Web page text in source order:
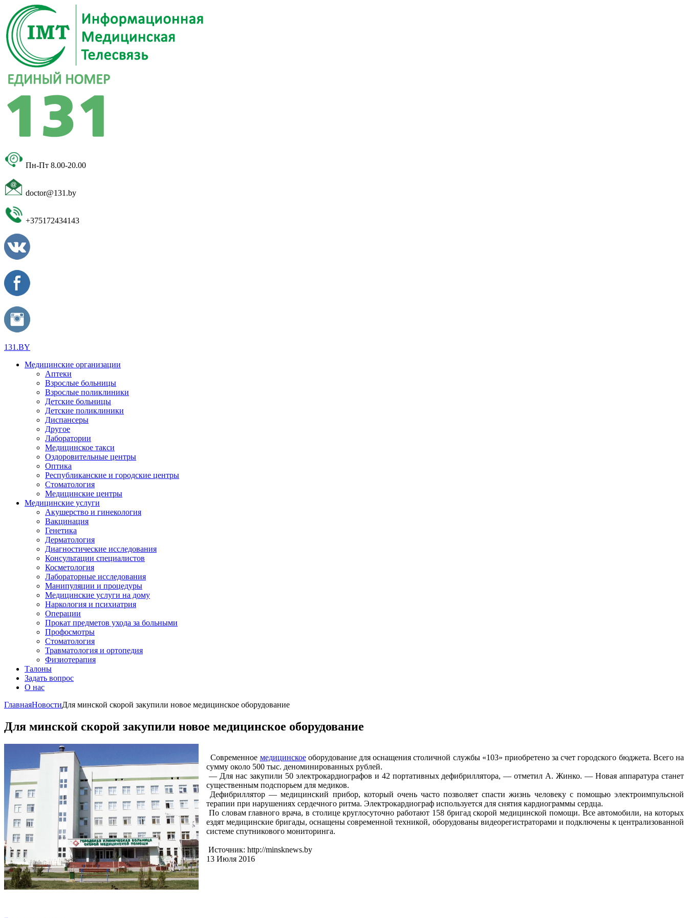
Пн-Пт 8.00-20.00
doctor@131.by
+375172434143
131.BY
Медицинские организации
Аптеки
Взрослые больницы
Взрослые поликлиники
Детские больницы
Детские поликлиники
Диспансеры
Другое
Лаборатории
Медицинское такси
Оздоровительные центры
Оптика
Республиканские и городские центры
Стоматология
Медицинские центры
Медицинские услуги
Акушерство и гинекология
Вакцинация
Генетика
Дерматология
Диагностические исследования
Консультации специалистов
Косметология
Лабораторные исследования
Манипуляции и процедуры
Медицинские услуги на дому
Наркология и психиатрия
Операции
Прокат предметов ухода за больными
Профосмотры
Стоматология
Травматология и ортопедия
Физиотерапия
Талоны
Задать вопрос
О нас
ГлавнаяНовостиДля минской скорой закупили новое медицинское оборудование
Для минской скорой закупили новое медицинское оборудование
Современное медицинскоеоборудование для оснащения столичной службы «103» приобретено за счет городского бюджета. Всего на
сумму около 500 тыс. деноминированных рублей.
— Для нас закупили 50 электрокардиографов и 42 портативных дефибриллятора, — отметил А. Жинко. — Новая аппаратура станет
существенным подспорьем для медиков.
Дефибриллятор — медицинский прибор, который очень часто позволяет спасти жизнь человеку с помощью электроимпульсной
терапии при нарушениях сердечного ритма. Электрокардиограф используется для снятия кардиограммы сердца.
По словам главного врача, в столице круглосуточно работают 158 бригад скорой медицинской помощи. Все автомобили, на которых
ездят медицинские бригады, оснащены современной техникой, оборудованы видеорегистраторами и подключены к централизованной
системе спутникового мониторинга.
Источник: http://minsknews.by
13 Июля 2016